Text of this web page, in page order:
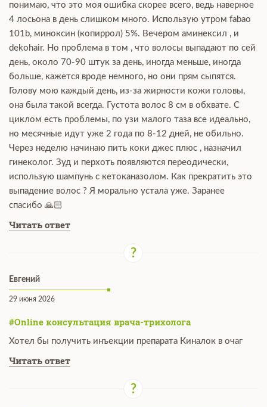
понимаю, что это моя ошибка скорее всего, ведь наверное
4 лосьона в день слишком много. Использую утром fabao
101b, миноксин (копиррол) 5%. Вечером аминексил , и
dekohair. Но проблема в том , что волосы выпадают по сей
день, около 70-90 штук за день, иногда меньше, иногда
больше, кажется вроде немного, но они прям сыпятся.
Голову мою каждый день, из-за жирности кожи головы,
она была такой всегда. Густота волос 8 см в обхвате. С
циклом есть проблемы, по узи малого таза все идеально,
но месячные идут уже 2 года по 8-12 дней, не обильно.
Через неделю начинаю пить коки джес плюс , назначил
гинеколог. Зуд и перхоть появляются переодически,
использую шампунь с кетоканазолом. Как прекратить это
выпадение волос ? Я морально устала уже. Заранее
спасибо 🙏🏻
Читать ответ
Евгений
29 июня 2026
#Online консультация врача-трихолога
Хотел бы получить инъекции препарата Киналок в очаг
Читать ответ